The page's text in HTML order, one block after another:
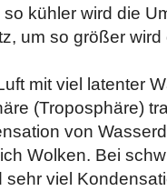
kühler wird die
um so größer
mit viel latenter
(Troposphäre)
von
Wolken. Bei
viel